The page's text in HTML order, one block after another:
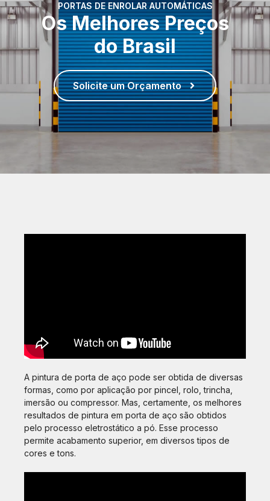
PORTAS DE ENROLAR AUTOMÁTICAS
Os Melhores Preços
do Brasil
Solicite um Orçamento
A pintura de porta de aço pode ser obtida de diversas
formas, como por aplicação por pincel, rolo, trincha,
imersão ou compressor. Mas, certamente, os melhores
resultados de pintura em porta de aço são obtidos
pelo processo eletrostático a pó. Esse processo
permite acabamento superior, em diversos tipos de
cores e tons.